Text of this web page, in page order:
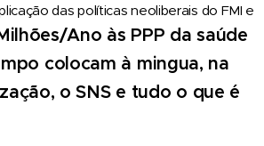
das políticas neoliberais do FMI e
Ano às PPP dasaúde
colocam à mingua, na
oSNSe tudo o que é